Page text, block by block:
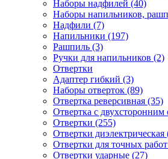
Наборы надфилей (40)
Наборы напильников,
Надфили (7)
Напильники (197)
Рашпиль (3)
Ручки для напильников (2)
Отвертки
Адаптер гибкий (3)
Наборы отверток (89)
Отвертка реверсивная (35)
Отвертка с
Отвертки (255)
Отвертки диэлектрическая
Отвертки для точных
Отвертки ударные (27)